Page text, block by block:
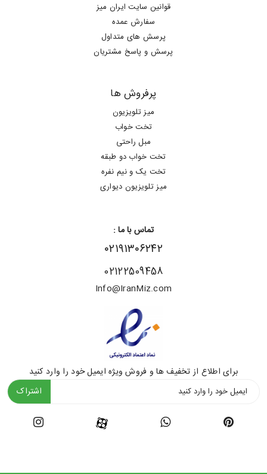
قوانین سایت ایران میز
سفارش عمده
پرسش های متداول
پرسش و پاسخ مشتریان
پرفروش ها
میز تلویزیون
تخت خواب
مبل راحتی
تخت خواب دو طبقه
تخت یک و نیم نفره
میز تلویزیون دیواری
تماس با ما :
۰۲۱۹۱۳۰۶۲۴۲
02122509458
Info@IranMiz.com
برای اطلاع از تخفیف ها و فروش ویژه ایمیل خود را وارد کنید
اشتراک